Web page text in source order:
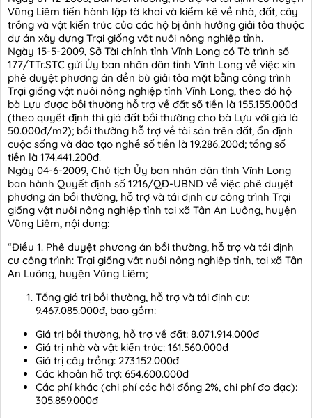
Vũng Liêm tiến hành lập tờ khai và kiểm kê về nhà, đất, cây
trồng và vật kiến trúc của các hộ bị ảnh hưởng giải tỏa thuộc
dự án xây dựng Trại giống vật nuôi nông nghiệp tỉnh.
Ngày 15-5-2009, Sở Tài chính tỉnh Vĩnh Long có Tờ trình số
177/TTr.STC gửi Ủy ban nhân dân tỉnh Vĩnh Long về việc xin
phê duyệt phương án đền bù giải tỏa mặt bằng công trình
Trại giống vật nuôi nông nghiệp tỉnh Vĩnh Long, theo đó hộ
bà Lựu được bồi thường hỗ trợ về đất số tiền là 155.155.000đ
(theo quyết định thì giá đất bồi thường cho bà Lựu với giá là
50.000đ/m2); bồi thường hỗ trợ về tài sản trên đất, ổn định
cuộc sống và đào tạo nghề số tiền là 19.286.200đ; tổng số
tiền là 174.441.200đ.
Ngày 04-6-2009, Chủ tịch Ủy ban nhân dân tỉnh Vĩnh Long
ban hành Quyết định số 1216/QĐ-UBND về việc phê duyệt
phương án bồi thường, hỗ trợ và tái định cư công trình Trại
giống vật nuôi nông nghiệp tỉnh tại xã Tân An Luông, huyện
Vũng Liêm, nội dung:
“Điều 1. Phê duyệt phương án bồi thường, hỗ trợ và tái định
cư công trình: Trại giống vật nuôi nông nghiệp tỉnh, tại xã Tân
An Luông, huyện Vũng Liêm;
Tổng giá trị bồi thường, hỗ trợ và tái định cư:
9.467.085.000đ, bao gồm:
Giá trị bồi thường, hỗ trợ về đất: 8.071.914.000đ
Giá trị nhà và vật kiến trúc: 161.560.000đ
Giá trị cây trồng: 273.152.000đ
Các khoản hỗ trợ: 654.600.000đ
Các phí khác (chi phí các hội đồng 2%, chi phí đo đạc):
305.859.000đ